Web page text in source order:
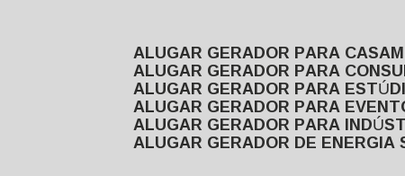
ALUGAR GERADOR PARA
ALUGAR GERADOR PARA
ALUGAR GERADOR PARA
ALUGAR GERADOR PARA
ALUGAR GERADOR PARA
ALUGAR GERADOR DE